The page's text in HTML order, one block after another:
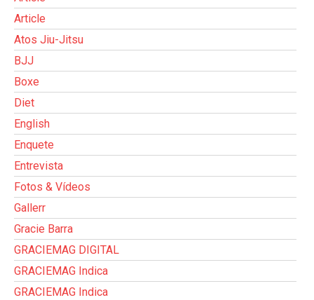
Article
Atos Jiu-Jitsu
BJJ
Boxe
Diet
English
Enquete
Entrevista
Fotos & Vídeos
Gallerr
Gracie Barra
GRACIEMAG DIGITAL
GRACIEMAG Indica
GRACIEMAG Indica